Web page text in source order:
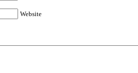
Website